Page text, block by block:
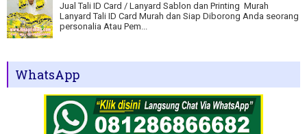
Jual Tali ID Card / Lanyard Sablon dan Printing Murah
Lanyard Tali ID Card Murah dan Siap Diborong Anda seorang
personalia Atau Pem...
WhatsApp